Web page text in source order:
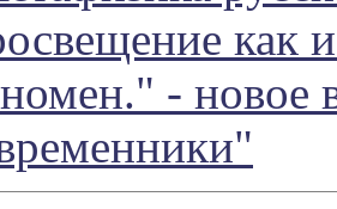
как
- новое